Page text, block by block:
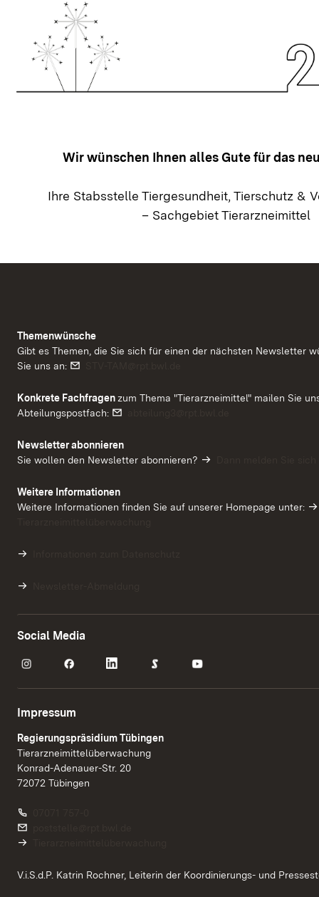
Wir wünschen Ihnen alles Gute für das
Ihre Stabsstelle Tiergesundheit, Tierschutz &
– Sachgebiet Tierarzneimittel
Themenwünsche
Gibt es Themen, die Sie sich für einen der nächsten Newsletter
Sie uns an:
Konkrete Fachfragenzum Thema "Tierarzneimittel" mailen Sie
Abteilungspostfach:
Newsletter abonnieren
Sie wollen den Newsletter abonnieren?
Weitere Informationen
Weitere Informationen finden Sie auf unserer Homepage unter:
Social Media
Impressum
Regierungspräsidium Tübingen
Tierarzneimittelüberwachung
Konrad-Adenauer-Str. 20
72072 Tübingen
V.i.S.d.P. Katrin Rochner, Leiterin der Koordinierungs- und